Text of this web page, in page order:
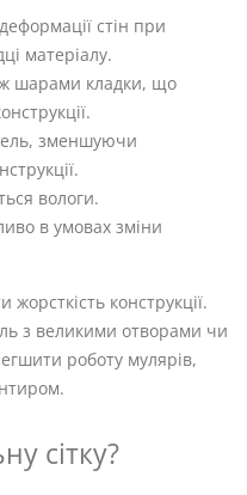
стін при
матеріалу.
шарами кладки, що
зменшуючи
вологи.
в умовах зміни
конструкції.
з великими отворами чи
роботу мулярів,
сітку?